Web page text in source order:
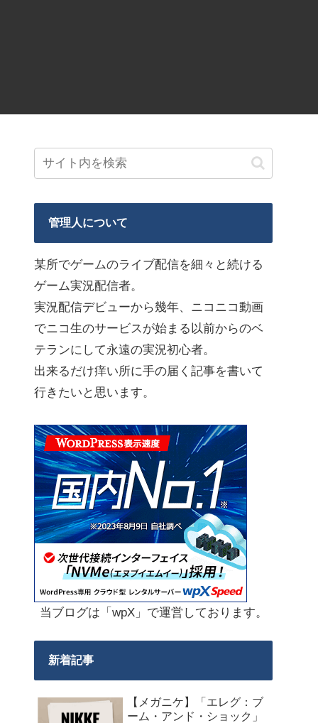
管理人について
某所でゲームのライブ配信を細々と続ける
ゲーム実況配信者。
実況配信デビューから幾年、ニコニコ動画
でニコ生のサービスが始まる以前からのベ
テランにして永遠の実況初心者。
出来るだけ痒い所に手の届く記事を書いて
行きたいと思います。
当ブログは「wpX」で運営しております。
新着記事
【メガニケ】「エレグ：ブ
ーム・アンド・ショック」